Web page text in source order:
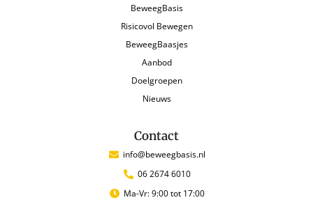
Eindopdracht Hoofdstuk 1
Aanpassen van beweegactiviteiten
Beweegbanen met risicovol materiaal
Begeleiden met BeweegBasis-principes
Eindopdracht Hoofdstuk 2
BeweegBasis
Risicovol Bewegen
BeweegBaasjes
Aanbod
Doelgroepen
Nieuws
Contact
info@beweegbasis.nl
06 2674 6010
Ma-Vr: 9:00 tot 17:00